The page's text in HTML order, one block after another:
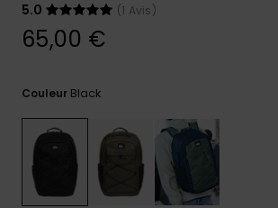
Démarrer
questions
les plus
fréquentes
et notre
formulaire
5.0
(1 Avis)
65,00 €
Couleur Black